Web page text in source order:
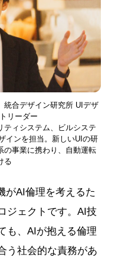
合デザイン研究所 UIデザ
リーダー
ティシステム、ビルシステ
インを担当。新しいUIの研
の事業に携わり、自動運転
る
がAI倫理を考えるた
ジェクトです。AI技
も、AIが抱える倫理
う社会的な責務があ